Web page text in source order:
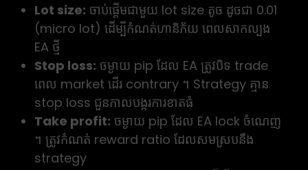
Lot size: ចាប់ផ្តើមជាមួយ lot size តូច ដូចជា 0.01
(micro lot) ដើម្បីកំណត់ហានិភ័យ ពេលសាកល្បង
EA ថ្មី
Stop loss: ចម្ងាយ pip ដែល EA ត្រូវបិទ trade
ពេល market ដើរ contrary ។ Strategy គ្មាន
stop loss ជួនកាលបង្ករការខាតធំ
Take profit: ចម្ងាយ pip ដែល EA lock ចំណេញ
។ ត្រូវកំណត់ reward ratio ដែលសមស្របនឹង
strategy